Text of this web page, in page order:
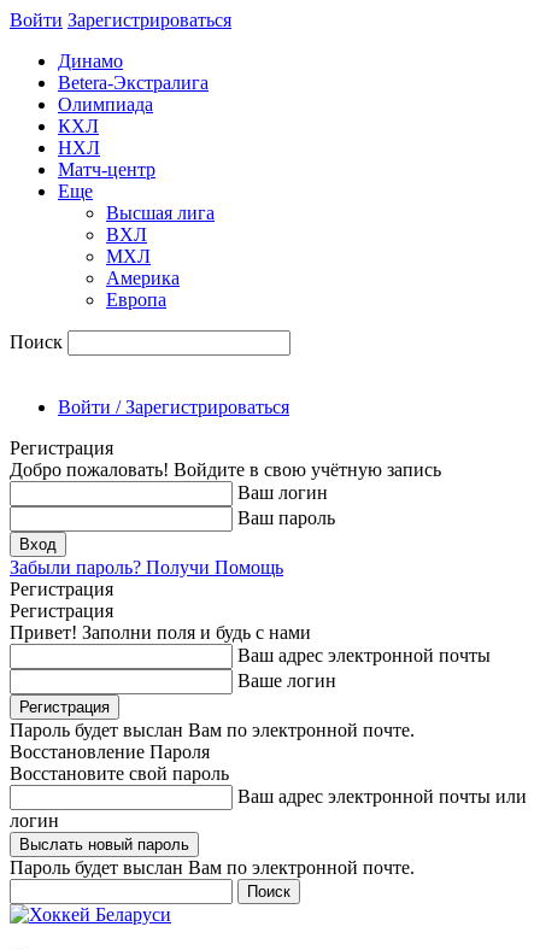
Войти Зарегиcтрироваться
Динамо
Betera-Экстралига
Олимпиада
КХЛ
НХЛ
Матч-центр
Еще
Высшая лига
ВХЛ
МХЛ
Америка
Европа
Поиск
Войти / Зарегистрироваться
Регистрация
Добро пожаловать! Войдите в свою учётную запись
Ваш логин
Ваш пароль
Забыли пароль? Получи Помощь
Регистрация
Регистрация
Привет! Заполни поля и будь с нами
Ваш адрес электронной почты
Ваше логин
Пароль будет выслан Вам по электронной почте.
Восстановление Пароля
Восстановите свой пароль
Ваш адрес электронной почты или
логин
Пароль будет выслан Вам по электронной почте.